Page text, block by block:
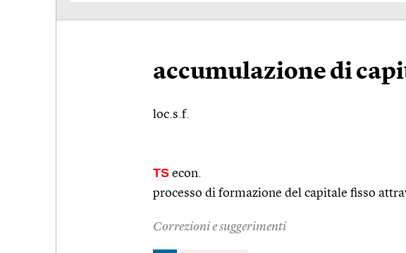
accumulazione di
loc.s.f.
TS econ.
processo di formazione del capitale fisso
Correzioni e suggerimenti